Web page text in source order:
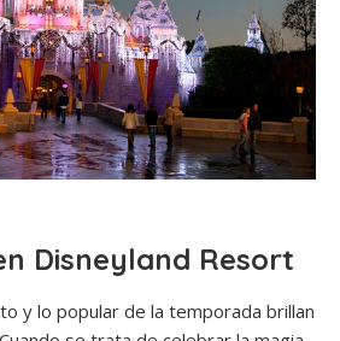
Disneyland Resort
y lo popular de la temporada brillan